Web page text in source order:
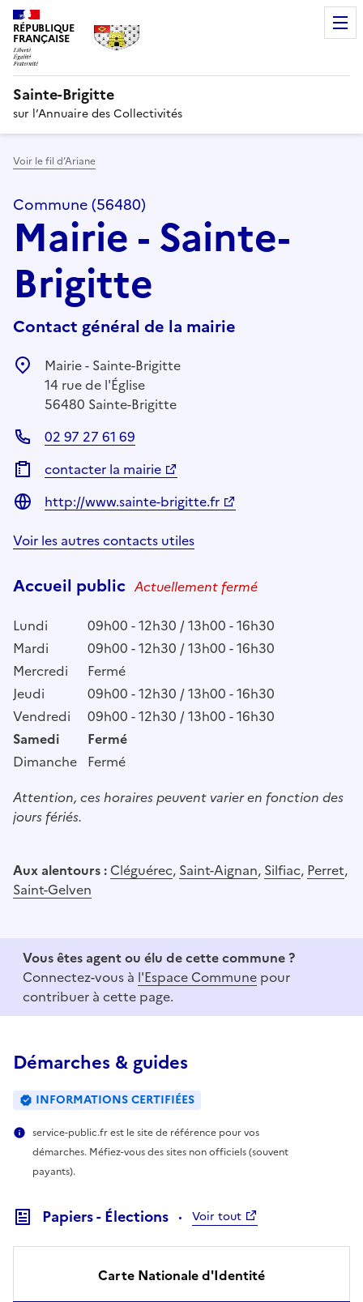
RÉPUBLIQUE
FRANÇAISE
Sainte-Brigitte
sur l’Annuaire des Collectivités
Voir le fil d’Ariane
Commune (56480)
Mairie - Sainte-
Brigitte
Contact général de la mairie
Mairie - Sainte-Brigitte
14 rue de l'Église
56480 Sainte-Brigitte
02 97 27 61 69
contacter la mairie
http://www.sainte-brigitte.fr
Voir les autres contacts utiles
Accueil public Actuellement fermé
Lundi
09h00 - 12h30 / 13h00 - 16h30
Mardi
09h00 - 12h30 / 13h00 - 16h30
Mercredi
Fermé
Jeudi
09h00 - 12h30 / 13h00 - 16h30
Vendredi
09h00 - 12h30 / 13h00 - 16h30
Samedi
Fermé
Dimanche Fermé
Attention, ces horaires peuvent varier en fonction des
jours fériés.
Aux alentours : Cléguérec, Saint-Aignan, Silfiac, Perret,
Saint-Gelven
Vous êtes agent ou élu de cette commune ?
Connectez-vous à l'Espace Commune pour
contribuer à cette page.
Démarches & guides
INFORMATIONS CERTIFIÉES
service-public.fr est le site de référence pour vos
démarches. Méfiez-vous des sites non officiels (souvent
payants).
Papiers - Élections Voir tout
Carte Nationale d'Identité